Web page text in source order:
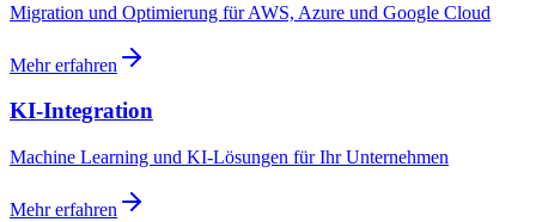
Migration und Optimierung für AWS, Azure und Google Cloud
Mehr erfahren
KI-Integration
Machine Learning und KI-Lösungen für Ihr Unternehmen
Mehr erfahren